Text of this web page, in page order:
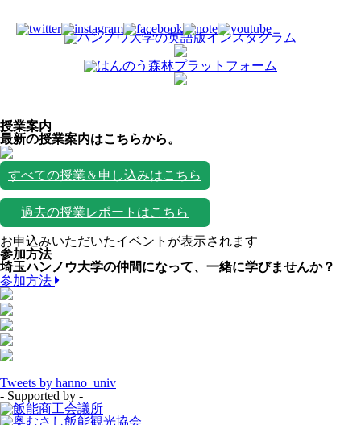
授業案内
最新の授業案内はこちらから。
すべての授業＆申し込みはこちら
過去の授業レポートはこちら
お申込みいただいたイベントが表示されます
参加方法
埼玉ハンノウ大学の仲間になって、一緒に学びませんか？
参加方法
Tweets by hanno_univ
- Supported by -